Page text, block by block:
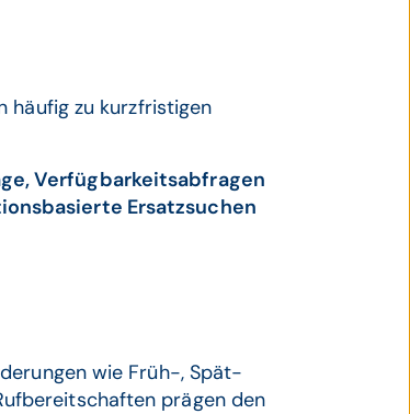
häufig zu kurzfristigen
Verfügbarkeitsabfragen
Ersatzsuchen
wie Früh-, Spät-
prägen den